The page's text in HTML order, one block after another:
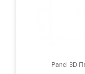
Panel 3D